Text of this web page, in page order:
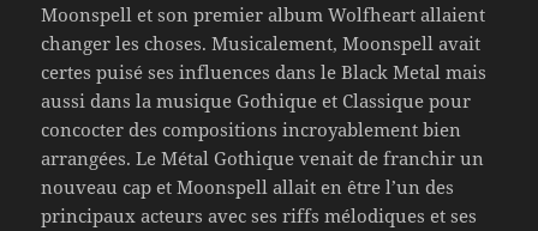
Moonspell et son premier album Wolfheart allaient
changer les choses. Musicalement, Moonspell avait
certes puisé ses influences dans le Black Metal mais
aussi dans la musique Gothique et Classique pour
concocter des compositions incroyablement bien
arrangées. Le Métal Gothique venait de franchir un
nouveau cap et Moonspell allait en être l’un des
principaux acteurs avec ses riffs mélodiques et ses